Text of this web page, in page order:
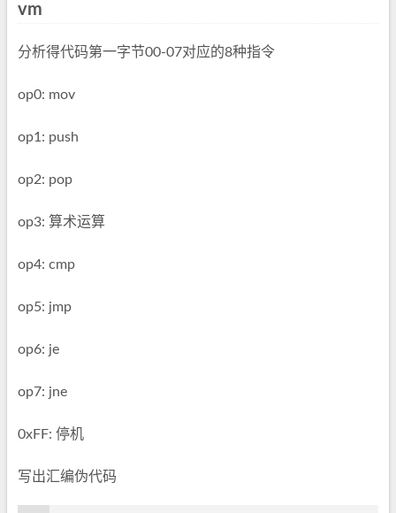
vm
分析得代码第一字节00-07对应的8种指令
op0: mov
op1: push
op2: pop
op3: 算术运算
op4: cmp
op5: jmp
op6: je
op7: jne
0xFF: 停机
写出汇编伪代码